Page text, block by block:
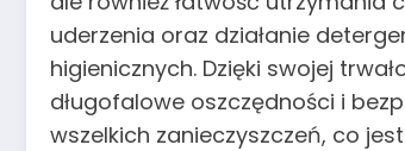
uderzenia oraz działanie
higienicznych. Dzięki swojej
długofalowe oszczędności i
wszelkich zanieczyszczeń, co